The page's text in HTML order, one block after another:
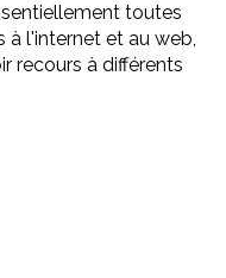
toutes
à l'internet et au web,
recours à différents